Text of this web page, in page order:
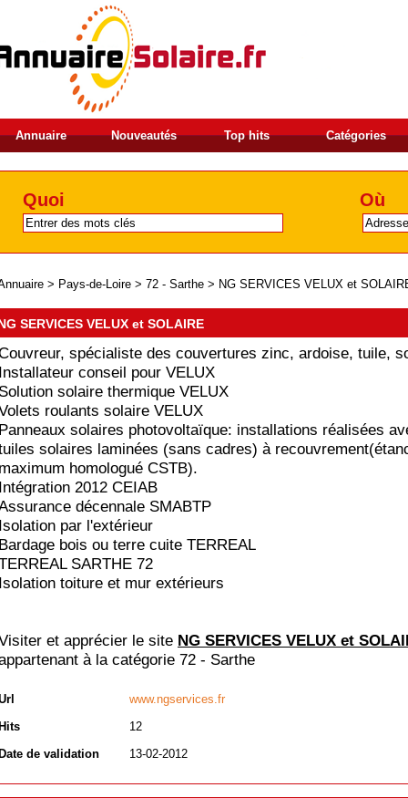
Annuaire Nouveautés Top hits Catégories
Quoi Où
> Pays-de-Loire > 72 - Sarthe > NG SERVICES VELUX et
SERVICES VELUX et SOLAIRE
spécialiste des couvertures zinc, ardoise, tuile,
conseil pour VELUX
solaire thermique VELUX
roulants solaire VELUX
solaires photovoltaïque: installations réalisées
solaires laminées (sans cadres) à
homologué CSTB).
2012 CEIAB
décennale SMABTP
par l'extérieur
bois ou terre cuite TERREAL
SARTHE 72
toiture et mur extérieurs
et apprécier le site NG SERVICES VELUX et
à la catégorie 72 - Sarthe
www.ngservices.fr
12
de validation
13-02-2012